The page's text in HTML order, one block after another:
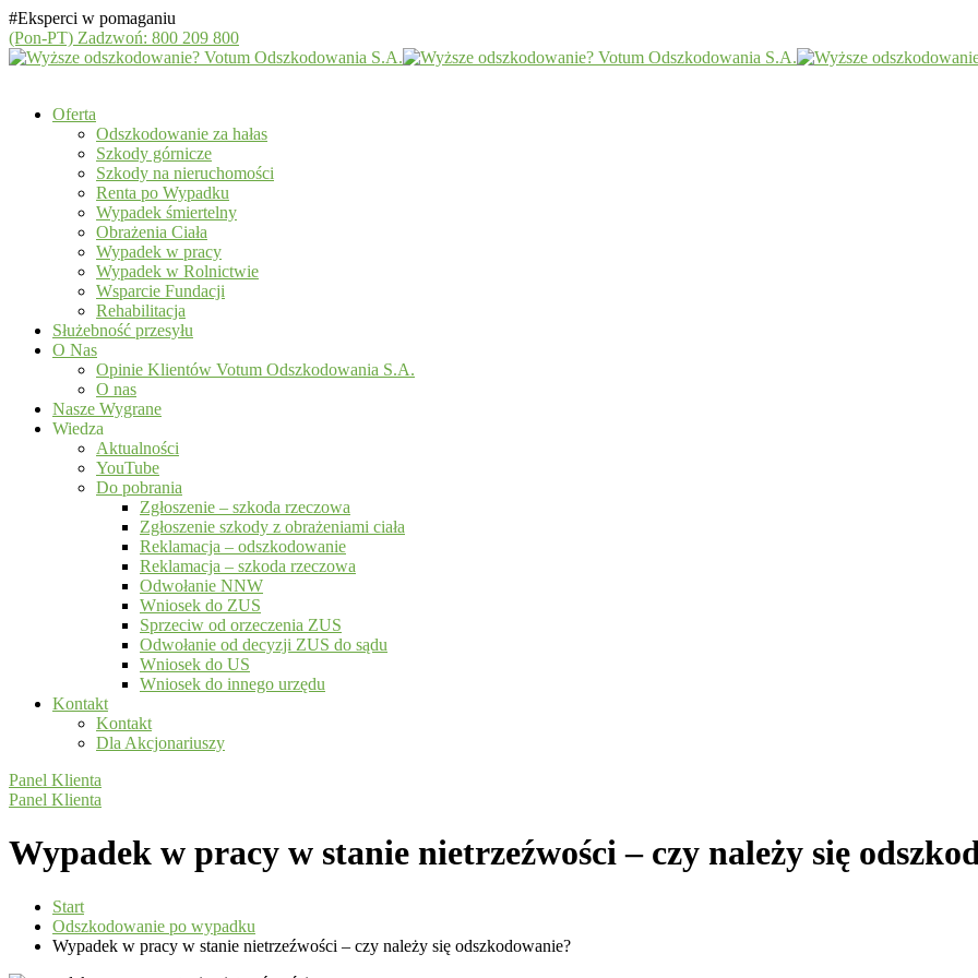
#Eksperci w pomaganiu
(Pon-PT) Zadzwoń: 800 209 800
Oferta
Odszkodowanie za hałas
Szkody górnicze
Szkody na nieruchomości
Renta po Wypadku
Wypadek śmiertelny
Obrażenia Ciała
Wypadek w pracy
Wypadek w Rolnictwie
Wsparcie Fundacji
Rehabilitacja
Służebność przesyłu
O Nas
Opinie Klientów Votum Odszkodowania S.A.
O nas
Nasze Wygrane
Wiedza
Aktualności
YouTube
Do pobrania
Zgłoszenie – szkoda rzeczowa
Zgłoszenie szkody z obrażeniami ciała
Reklamacja – odszkodowanie
Reklamacja – szkoda rzeczowa
Odwołanie NNW
Wniosek do ZUS
Sprzeciw od orzeczenia ZUS
Odwołanie od decyzji ZUS do sądu
Wniosek do US
Wniosek do innego urzędu
Kontakt
Kontakt
Dla Akcjonariuszy
Panel Klienta
Panel Klienta
Wypadek w pracy w stanie nietrzeźwości – czy należy się
Start
Odszkodowanie po wypadku
Wypadek w pracy w stanie nietrzeźwości – czy należy się odszkodowanie?